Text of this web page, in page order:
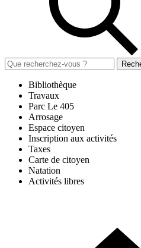
Bibliothèque
Travaux
Parc Le 405
Arrosage
Espace citoyen
Inscription aux activités
Taxes
Carte de citoyen
Natation
Activités libres